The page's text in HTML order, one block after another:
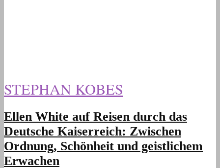
STEPHAN KOBES
Ellen White auf Reisen durch das
Deutsche Kaiserreich: Zwischen
Ordnung, Schönheit und geistlichem
Erwachen